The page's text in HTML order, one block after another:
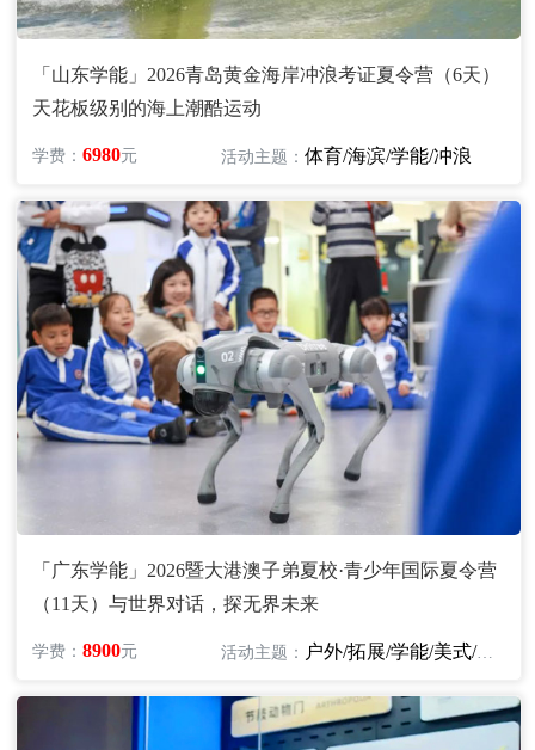
「山东学能」2026青岛黄金海岸冲浪考证夏令营（6天）
天花板级别的海上潮酷运动
学费：6980元 活动主题：体育/海滨/学能/冲浪
「广东学能」2026暨大港澳子弟夏校·青少年国际夏令营
（11天）与世界对话，探无界未来
学费：8900元 活动主题： 户外/拓展/学能/美式/英语